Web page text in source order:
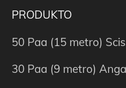
PRODUKTO
50 Paa (15 metro)
30 Paa (9 metro)